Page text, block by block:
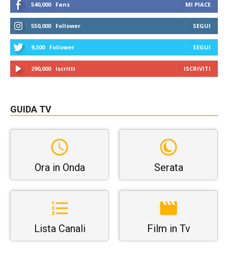
540,000 Fans MI PIACE
550,000 Follower SEGUI
9,300 Follower SEGUI
290,000 Iscritti ISCRIVITI
GUIDA TV
Ora in Onda Serata
Lista Canali Film in Tv